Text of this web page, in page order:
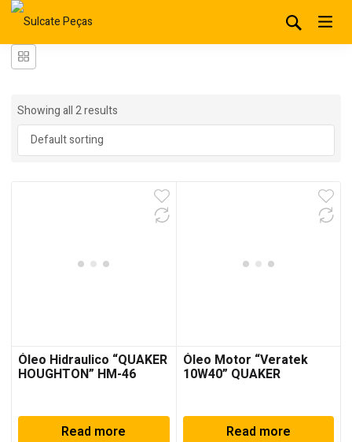
Showing all 2 results
Óleo Hidraulico “QUAKER
HOUGHTON” HM-46
Read more
Óleo Motor “Veratek
10W40” QUAKER
Read more